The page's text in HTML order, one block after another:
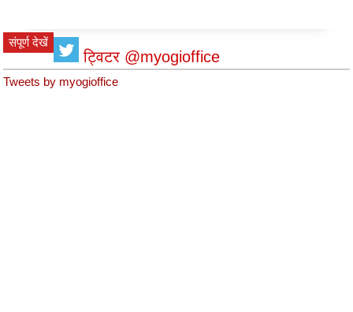
संपूर्ण देखें
ट्विटर @myogioffice
Tweets by myogioffice